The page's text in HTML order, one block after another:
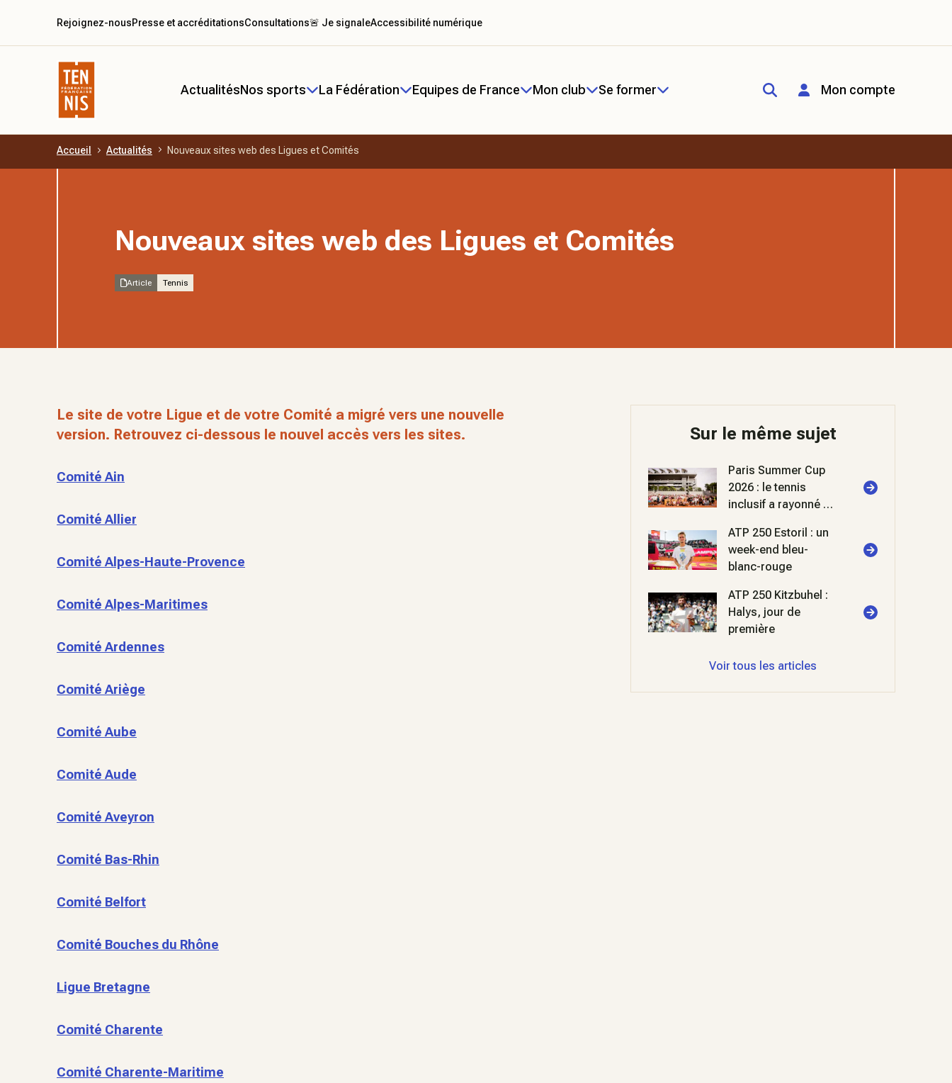
Aller au contenu principal
ActualitésNos sports La Fédération Equipes de France Mon club Se former Mon compte
Rejoignez-nousPresse et accréditationsConsultations🚨 Je signaleAccessibilité numérique
Accueil Actualités Nouveaux sites web des Ligues et Comités
Nouveaux sites web des Ligues et Comités
Article Tennis
Le site de votre Ligue et de votre Comité a migré vers une nouvelle
version. Retrouvez ci-dessous le nouvel accès vers les sites.
Comité Ain
Comité Allier
Comité Alpes-Haute-Provence
Comité Alpes-Maritimes
Comité Ardennes
Comité Ariège
Comité Aube
Comité Aude
Comité Aveyron
Comité Bas-Rhin
Comité Belfort
Comité Bouches du Rhône
Ligue Bretagne
Comité Charente
Comité Charente-Maritime
Sur le même sujet
Paris Summer Cup
2026 : le tennis
inclusif a rayonné à
ATP 250 Estoril : un
week-end bleu-
blanc-rouge
ATP 250 Kitzbuhel :
Halys, jour de
première
Voir tous les articles